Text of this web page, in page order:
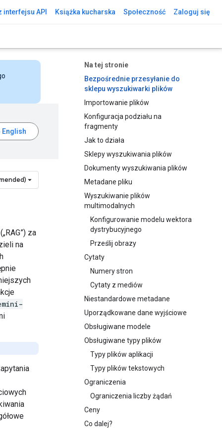
interfejsu API Książka kucharska Społeczność Zaloguj się
Na tej stronie
Bezpośrednie przesyłanie do
sklepu wyszukiwarki plików
Importowanie plików
Konfiguracja podziału na
fragmenty
Jak to działa
Sklepy wyszukiwania plików
Dokumenty wyszukiwania plików
Metadane pliku
Wyszukiwanie plików
multimodalnych
Konfigurowanie modelu wektora
dystrybucyjnego
Prześlij obrazy
Cytaty
Numery stron
Cytaty z mediów
Niestandardowe metadane
Uporządkowane dane wyjściowe
Obsługiwane modele
Obsługiwane typy plików
Typy plików aplikacji
Typy plików tekstowych
Ograniczenia
Ograniczenia liczby żądań
Ceny
Co dalej?
za
na